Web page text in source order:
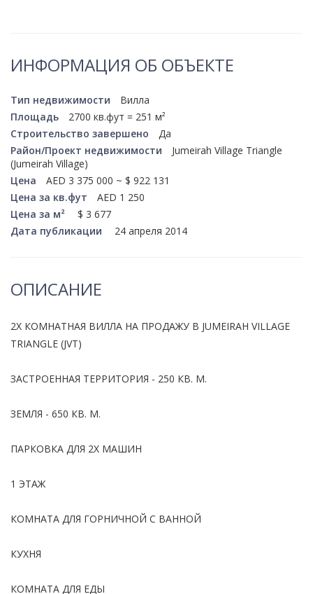
ИНФОРМАЦИЯ ОБ ОБЪЕКТЕ
Тип недвижимости
Вилла
Площадь
2700 кв.фут = 251 м²
Строительство завершено
Да
Район/Проект недвижимости
Jumeirah Village Triangle
(Jumeirah Village)
Цена
AED 3 375 000 ~ $ 922 131
Цена за кв.фут
AED 1 250
Цена за м²
$ 3 677
Дата публикации
24 апреля 2014
ОПИСАНИЕ
2Х КОМНАТНАЯ ВИЛЛА НА ПРОДАЖУ В JUMEIRAH VILLAGE
TRIANGLE (JVT)
ЗАСТРОЕННАЯ ТЕРРИТОРИЯ - 250 КВ. М.
ЗЕМЛЯ - 650 КВ. М.
ПАРКОВКА ДЛЯ 2Х МАШИН
1 ЭТАЖ
КОМНАТА ДЛЯ ГОРНИЧНОЙ С ВАННОЙ
КУХНЯ
КОМНАТА ДЛЯ ЕДЫ